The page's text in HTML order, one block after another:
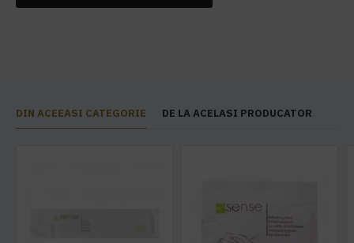
DIN ACEEASI CATEGORIE DE LA ACELASI PRODUCATOR